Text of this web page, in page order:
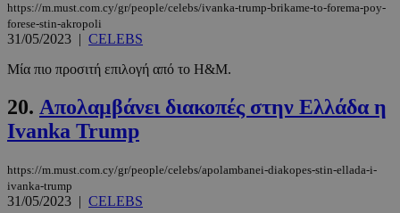
https://m.must.com.cy/gr/people/celebs/ivanka-trump-brikame-to-forema-poy-
forese-stin-akropoli
31/05/2023 | CELEBS
Μία πιο προσιτή επιλογή από το H&M.
20. Απολαμβάνει διακοπές στην Ελλάδα η
Ivanka Trump
https://m.must.com.cy/gr/people/celebs/apolambanei-diakopes-stin-ellada-i-
ivanka-trump
31/05/2023 | CELEBS
LangCookie
CookieScriptConsent